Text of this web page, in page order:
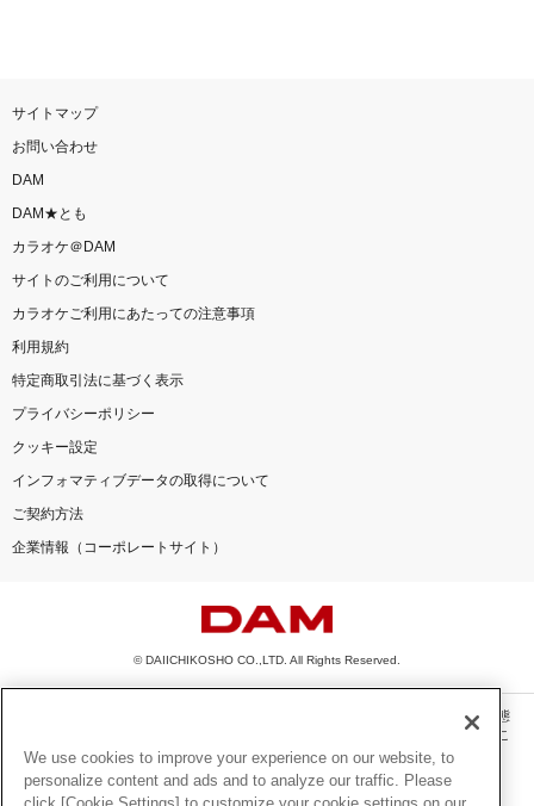
サイトマップ
お問い合わせ
DAM
DAM★とも
カラオケ＠DAM
サイトのご利用について
カラオケご利用にあたっての注意事項
利用規約
特定商取引法に基づく表示
プライバシーポリシー
クッキー設定
インフォマティブデータの取得について
ご契約方法
企業情報（コーポレートサイト）
© DAIICHIKOSHO CO.,LTD. All Rights Reserved.
このサイトに掲載されている一切の文章・画像・写真・動画・音声等を、手段や形態
を問わず、著作権法の定める範囲を超えて無断で複製、転載、ファイル化などするこ
とを禁じます。
楽曲及びコンテンツは、機種によりご利用いただけない場合があります。
We use cookies to improve your experience on our website, to
personalize content and ads and to analyze our traffic. Please